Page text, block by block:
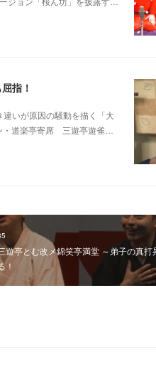
指！
いが原因の騒動を描く「大
・道楽亭寄席 三遊亭遊雀…
遊亭とむ改メ錦笑亭満堂 ～弟子の真打
！